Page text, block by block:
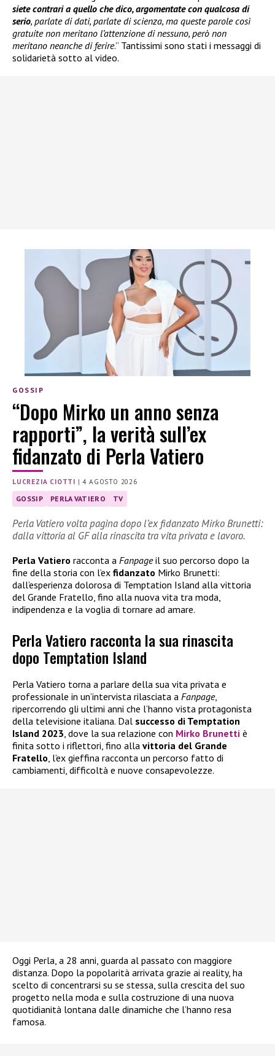
siete contrari a quello che dico, argomentate con qualcosa di
serio, parlate di dati, parlate di scienza, ma queste parole così
gratuite non meritano l’attenzione di nessuno, però non
meritano neanche di ferire.” Tantissimi sono stati i messaggi di
solidarietà sotto al video.
GOSSIP
“Dopo Mirko un anno senza
rapporti”, la verità sull’ex
fidanzato di Perla Vatiero
LUCREZIA CIOTTI |4 AGOSTO 2026
GOSSIP PERLA VATIERO TV
Perla Vatiero volta pagina dopo l’ex fidanzato Mirko Brunetti:
dalla vittoria al GF alla rinascita tra vita privata e lavoro.
Perla Vatiero racconta a Fanpageil suo percorso dopo la
fine della storia con l’ex fidanzato Mirko Brunetti:
dall’esperienza dolorosa di Temptation Island alla vittoria
del Grande Fratello, fino alla nuova vita tra moda,
indipendenza e la voglia di tornare ad amare.
Perla Vatiero racconta la sua rinascita
dopo Temptation Island
Perla Vatiero torna a parlare della sua vita privata e
professionale in un’intervista rilasciata a Fanpage,
ripercorrendo gli ultimi anni che l’hanno vista protagonista
della televisione italiana. Dal successo di Temptation
Island 2023, dove la sua relazione con Mirko Brunetti è
finita sotto i riflettori, fino alla vittoria del Grande
Fratello, l’ex gieffina racconta un percorso fatto di
cambiamenti, difficoltà e nuove consapevolezze.
Oggi Perla, a 28 anni, guarda al passato con maggiore
distanza. Dopo la popolarità arrivata grazie ai reality, ha
scelto di concentrarsi su se stessa, sulla crescita del suo
progetto nella moda e sulla costruzione di una nuova
quotidianità lontana dalle dinamiche che l’hanno resa
famosa.